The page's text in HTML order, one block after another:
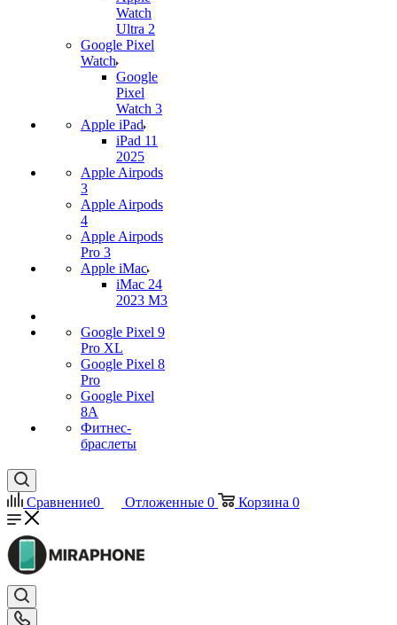
Watch
Ultra 2
Google Pixel
Watch
Google
Pixel
Watch 3
Apple iPad
iPad 11
2025
Apple Airpods
3
Apple Airpods
4
Apple Airpods
Pro 3
Apple iMac
iMac 24
2023 M3
Google Pixel 9
Pro XL
Google Pixel 8
Pro
Google Pixel
8A
Фитнес-
браслеты
Сравнение0 Отложенные 0 Корзина 0